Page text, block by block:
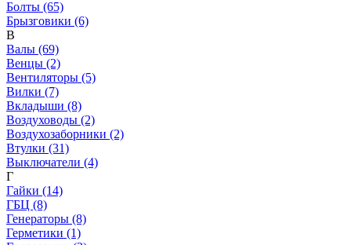
Болты (65)
Брызговики (6)
В
Валы (69)
Венцы (2)
Вентиляторы (5)
Вилки (7)
Вкладыши (8)
Воздуховоды (2)
Воздухозаборники (2)
Втулки (31)
Выключатели (4)
Г
Гайки (14)
ГБЦ (8)
Генераторы (8)
Герметики (1)